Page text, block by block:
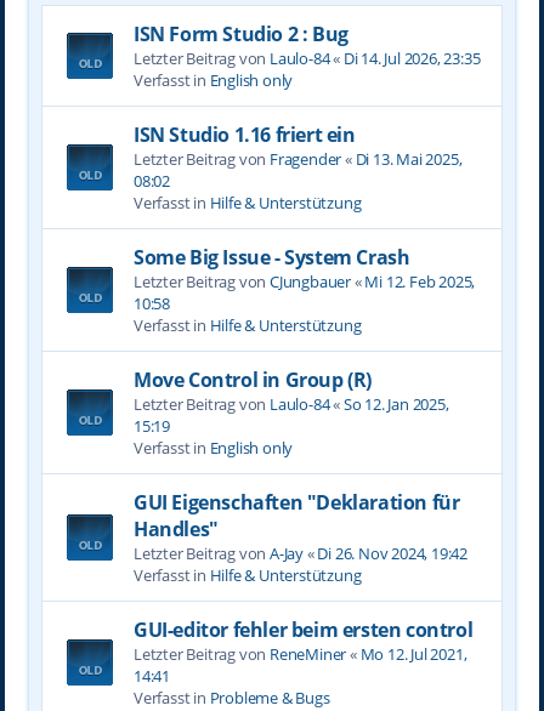
ISN Form Studio 2 : Bug
Letzter Beitrag von Laulo-84« Di 14. Jul 2026, 23:35
Verfasst in English only
ISN Studio 1.16 friert ein
Letzter Beitrag von Fragender« Di 13. Mai 2025,
08:02
Verfasst in Hilfe & Unterstützung
Some Big Issue - System Crash
Letzter Beitrag von CJungbauer«Mi 12. Feb 2025,
10:58
Verfasst in Hilfe & Unterstützung
Move Control in Group (R)
Letzter Beitrag von Laulo-84«So 12. Jan 2025,
15:19
Verfasst in English only
GUI Eigenschaften "Deklaration für
Handles"
Letzter Beitrag von A-Jay«Di 26. Nov 2024, 19:42
Verfasst in Hilfe & Unterstützung
GUI-editor fehler beim ersten control
Letzter Beitrag von ReneMiner« Mo 12. Jul 2021,
14:41
Verfasst in Probleme & Bugs